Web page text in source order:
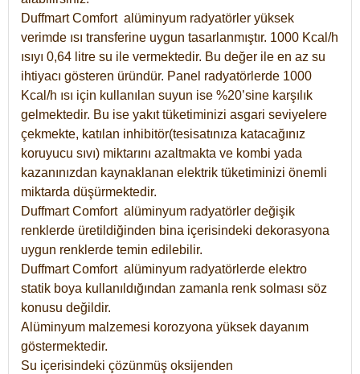
Duffmart Comfort alüminyum radyatörler yüksek
verimde ısı transferine uygun tasarlanmıştır. 1000 Kcal/h
ısıyı 0,64 litre su ile vermektedir. Bu değer ile en az su
ihtiyacı gösteren üründür. Panel radyatörlerde 1000
Kcal/h ısı için kullanılan suyun ise %20’sine karşılık
gelmektedir. Bu ise yakıt tüketiminizi asgari seviyelere
çekmekte, katılan inhibitör(tesisatınıza katacağınız
koruyucu sıvı) miktarını azaltmakta ve kombi yada
kazanınızdan kaynaklanan elektrik tüketiminizi önemli
miktarda düşürmektedir.
Duffmart Comfort alüminyum radyatörler değişik
renklerde üretildiğinden bina içerisindeki dekorasyona
uygun renklerde temin edilebilir.
DuffmartComfort alüminyum radyatörlerde elektro
statik boya kullanıldığından zamanla renk solması söz
konusu değildir.
Alüminyum malzemesi korozyona yüksek dayanım
göstermektedir.
Su içerisindeki çözünmüş oksijenden